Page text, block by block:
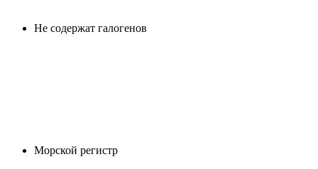
Не содержат галогенов
Морской регистр